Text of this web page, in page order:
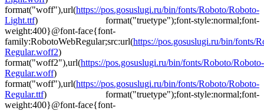
format("woff"),url(https://pos.gosuslugi.ru/bin/fonts/Roboto/Roboto-
Light.ttf) format("truetype");font-style:normal;font-
weight:400}@font-face{font-
family:RobotoWebRegular;src:url(https://pos.gosuslugi.ru/bin/fonts/
Regular.woff2)
format("woff2"),url(https://pos.gosuslugi.ru/bin/fonts/Roboto/Roboto-
Regular.woff)
format("woff"),url(https://pos.gosuslugi.ru/bin/fonts/Roboto/Roboto-
Regular.ttf) format("truetype");font-style:normal;font-
weight:400}@font-face{font-